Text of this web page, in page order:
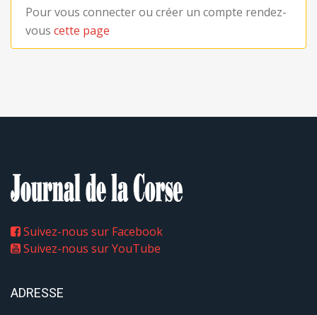
Pour vous connecter ou créer un compte rendez-
vous cette page
Suivez-nous sur Facebook
Suivez-nous sur YouTube
ADRESSE